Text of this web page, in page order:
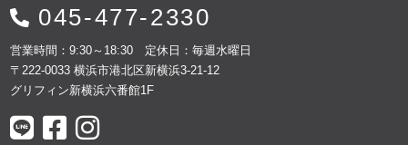
045-477-2330
営業時間：9:30～18:30 定休日：毎週水曜日
〒222-0033 横浜市港北区新横浜3-21-12
グリフィン新横浜六番館1F